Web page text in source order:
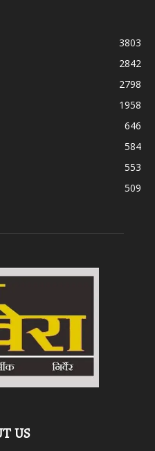
3803
2842
2798
1958
646
584
553
509
US